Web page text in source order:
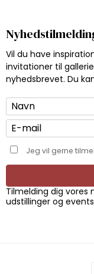
Vil du have
invitationer til
nyhedsbrevet. Du
Jeg vil gerne
Tilmelding dig vores
udstillinger og